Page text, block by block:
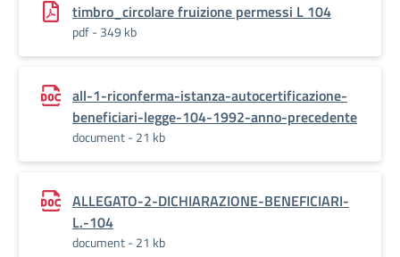
timbro_circolare fruizione permessi L 104
pdf - 349 kb
all-1-riconferma-istanza-autocertificazione-
beneficiari-legge-104-1992-anno-precedente
document - 21 kb
ALLEGATO-2-DICHIARAZIONE-BENEFICIARI-
L.-104
document - 21 kb